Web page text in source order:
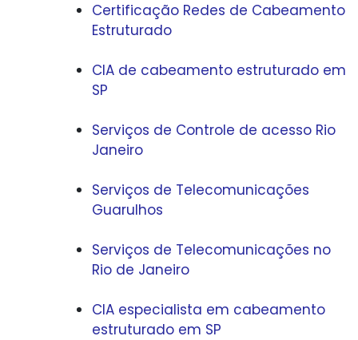
Certificação Redes de Cabeamento
Estruturado
CIA de cabeamento estruturado em
SP
Serviços de Controle de acesso Rio
Janeiro
Serviços de Telecomunicações
Guarulhos
Serviços de Telecomunicações no
Rio de Janeiro
CIA especialista em cabeamento
estruturado em SP